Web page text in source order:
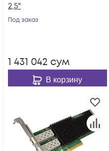
2,5"
Под заказ
1 431 042 сум
В корзину